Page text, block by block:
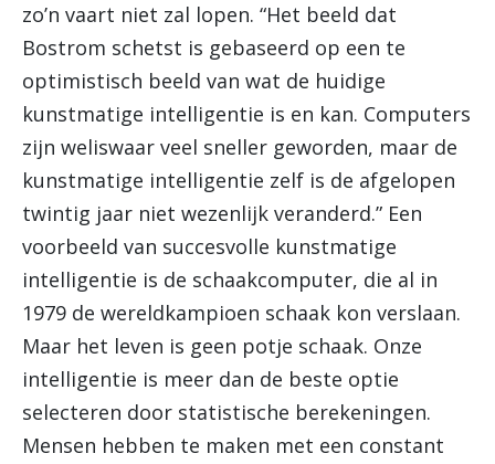
zo’n vaart niet zal lopen. “Het beeld dat
Bostrom schetst is gebaseerd op een te
optimistisch beeld van wat de huidige
kunstmatige intelligentie is en kan. Computers
zijn weliswaar veel sneller geworden, maar de
kunstmatige intelligentie zelf is de afgelopen
twintig jaar niet wezenlijk veranderd.” Een
voorbeeld van succesvolle kunstmatige
intelligentie is de schaakcomputer, die al in
1979 de wereldkampioen schaak kon verslaan.
Maar het leven is geen potje schaak. Onze
intelligentie is meer dan de beste optie
selecteren door statistische berekeningen.
Mensen hebben te maken met een constant